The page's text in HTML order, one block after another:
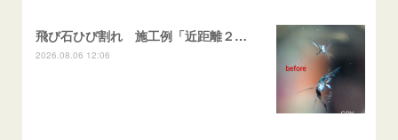
飛び石ひび割れ 施工例「近距離２箇所・パーシャル系+スターブレイク系」ハイエース
2026.08.06 12:06